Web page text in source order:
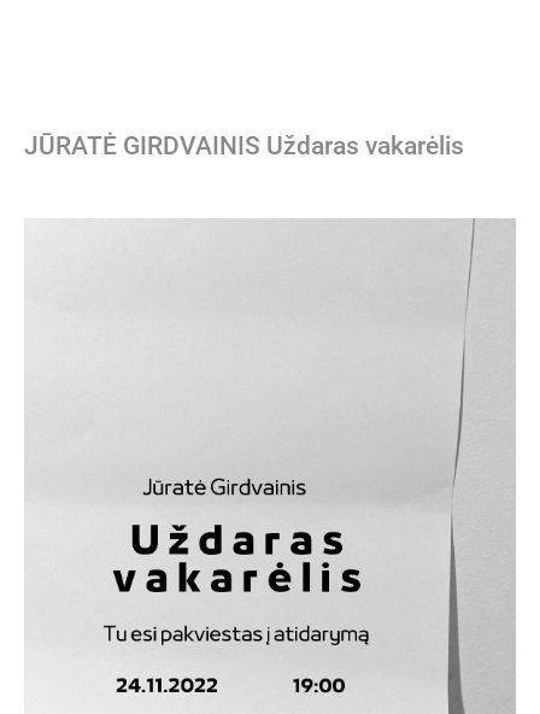
JŪRATĖ GIRDVAINIS Uždaras vakarėlis